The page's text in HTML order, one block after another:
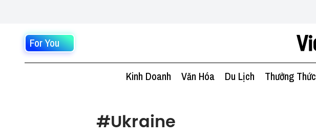
For You
Kinh Doanh Văn Hóa Du Lịch Thưởng Thức
#Ukraine